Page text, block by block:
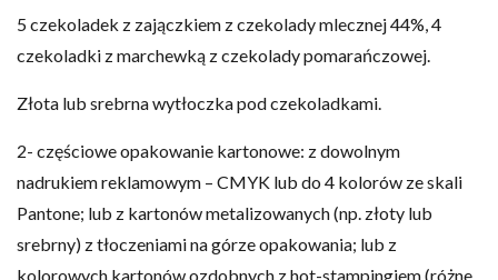
5 czekoladek z zajączkiem z czekolady mlecznej 44%, 4
czekoladki z marchewką z czekolady pomarańczowej.
Złota lub srebrna wytłoczka pod czekoladkami.
2- częściowe opakowanie kartonowe: z dowolnym
nadrukiem reklamowym – CMYK lub do 4 kolorów ze skali
Pantone; lub z kartonów metalizowanych (np. złoty lub
srebrny) z tłoczeniami na górze opakowania; lub z
kolorowych kartonów ozdobnych z hot-stampingiem (różne